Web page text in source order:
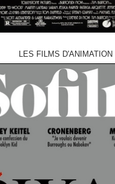
LES FILMS D'ANIMATION